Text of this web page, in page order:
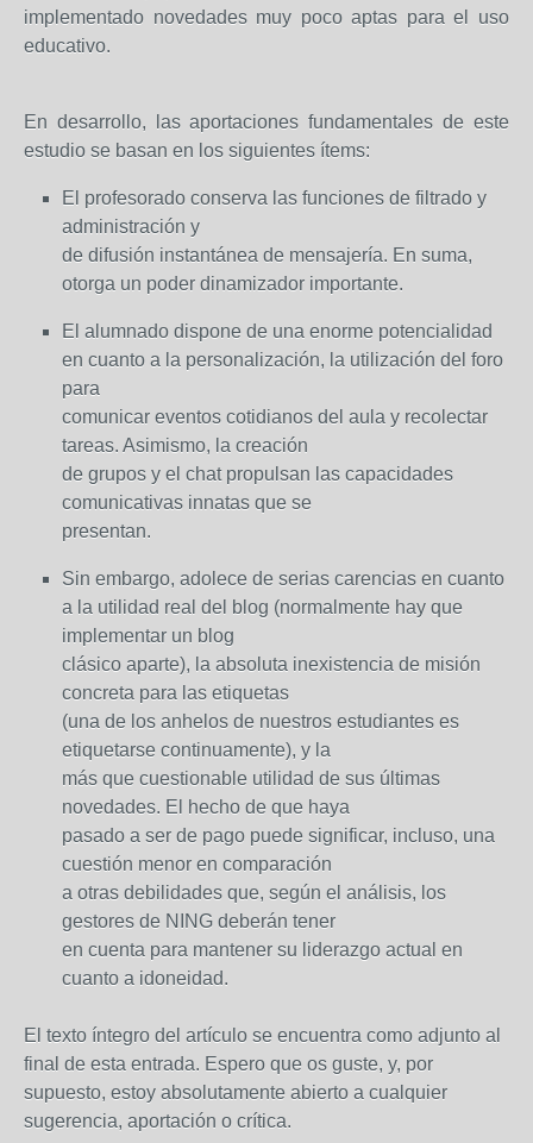
implementado novedades muy poco aptas para el uso
educativo.
En desarrollo, las aportaciones fundamentales de este
estudio se basan en los siguientes ítems:
El profesorado conserva las funciones de filtrado y
administración y
de difusión instantánea de mensajería. En suma,
otorga un poder dinamizador importante.
El alumnado dispone de una enorme potencialidad
en cuanto a la personalización, la utilización del foro
para
comunicar eventos cotidianos del aula y recolectar
tareas. Asimismo, la creación
de grupos y el chat propulsan las capacidades
comunicativas innatas que se
presentan.
Sin embargo, adolece de serias carencias en cuanto
a la utilidad real del blog (normalmente hay que
implementar un blog
clásico aparte), la absoluta inexistencia de misión
concreta para las etiquetas
(una de los anhelos de nuestros estudiantes es
etiquetarse continuamente), y la
más que cuestionable utilidad de sus últimas
novedades. El hecho de que haya
pasado a ser de pago puede significar, incluso, una
cuestión menor en comparación
a otras debilidades que, según el análisis, los
gestores de NING deberán tener
en cuenta para mantener su liderazgo actual en
cuanto a idoneidad.
El texto íntegro del artículo se encuentra como adjunto al
final de esta entrada. Espero que os guste, y, por
supuesto, estoy absolutamente abierto a cualquier
sugerencia, aportación o crítica.